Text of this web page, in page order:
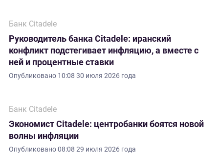
Банк Citadele
Руководитель банка Citadele: иранский
конфликт подстегивает инфляцию, а вместе с
ней и процентные ставки
Опубликовано 10:08 30 июля 2026 года
Банк Citadele
Экономист Citadele: центробанки боятся новой
волны инфляции
Опубликовано08:08 29 июля 2026 года